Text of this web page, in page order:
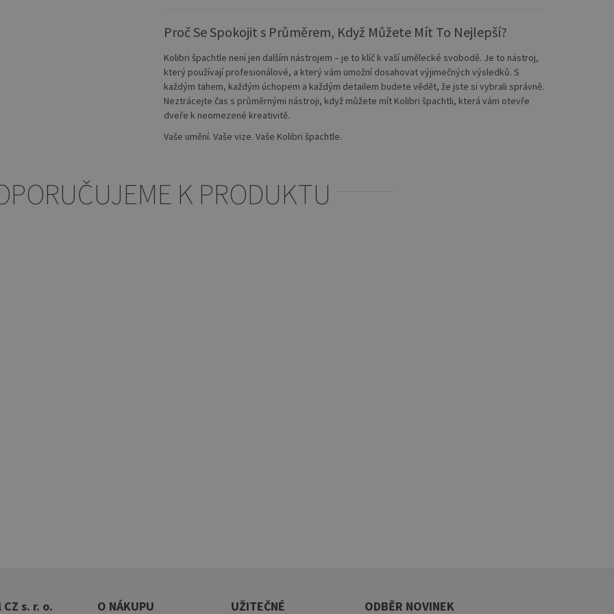
Proč Se Spokojit s Průměrem, Když Můžete Mít To Nejlepší?
Kolibri špachtle není jen dalším nástrojem – je to klíč k vaší umělecké svobodě. Je to nástroj,
který používají profesionálové, a který vám umožní dosahovat výjimečných výsledků. S
každým tahem, každým úchopem a každým detailem budete vědět, že jste si vybrali správně.
Neztrácejte čas s průměrnými nástroji, když můžete mít Kolibri špachtli, která vám otevře
dveře k neomezené kreativitě.
Vaše umění. Vaše vize. Vaše Kolibri špachtle.
K PRODUKTU
s. r. o. O NÁKUPU UŽITEČNÉ ODBĚR NOVINEK